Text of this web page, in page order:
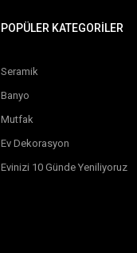
POPÜLER KATEGORİLER
Seramik
Banyo
Mutfak
Ev Dekorasyon
Evinizi 10 Günde Yeniliyoruz